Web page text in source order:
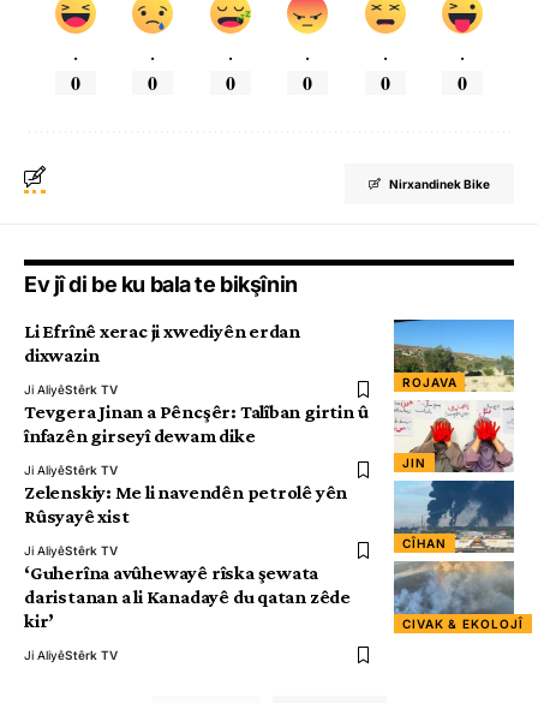
.
0
.
0
.
0
.
0
.
0
.
0
Nirxandinek Bike
Ev jî di be ku bala te bikşînin
ROJAVA
Li Efrînê xerac ji xwediyên erdan
dixwazin
Ji AliyêStêrk TV
JIN
Tevgera Jinan a Pêncşêr: Talîban girtin û
înfazên girseyî dewam dike
Ji AliyêStêrk TV
CÎHAN
Zelenskiy: Me li navendên petrolê yên
Rûsyayê xist
Ji AliyêStêrk TV
CIVAK & EKOLOJÎ
‘Guherîna avûhewayê rîska şewata
daristanan a li Kanadayê du qatan zêde
kir’
Ji AliyêStêrk TV